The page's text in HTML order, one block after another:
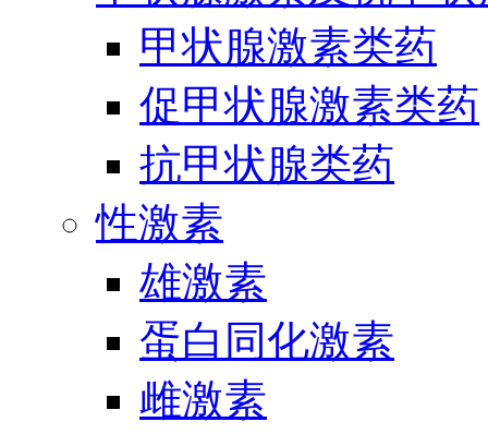
甲状腺激素类药
促甲状腺激素类药
抗甲状腺类药
性激素
雄激素
蛋白同化激素
雌激素